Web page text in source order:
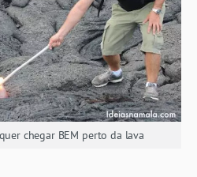
chegar BEM perto da lava